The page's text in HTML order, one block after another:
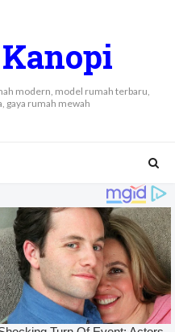
modern, model rumah terbaru,
gaya rumah mewah